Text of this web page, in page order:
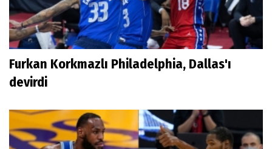
Furkan Korkmazlı Philadelphia, Dallas'ı
devirdi